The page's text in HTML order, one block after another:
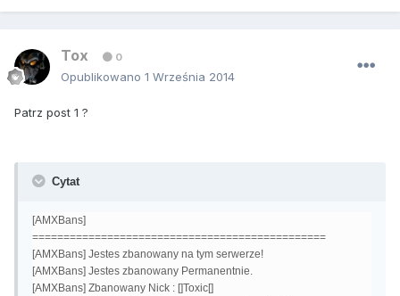
Tox 0
Opublikowano 1 Września 2014
Patrz post 1 ?
Cytat
[AMXBans]
===============================================
[AMXBans] Jestes zbanowany na tym serwerze!
[AMXBans] Jestes zbanowany Permanentnie.
[AMXBans] Zbanowany Nick : []Toxic[]